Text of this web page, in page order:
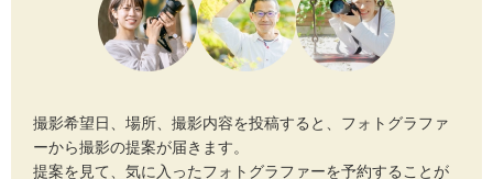
撮影希望日、場所、撮影内容を投稿すると、フォトグラファ
ーから撮影の提案が届きます。
提案を見て、気に入ったフォトグラファーを予約することが